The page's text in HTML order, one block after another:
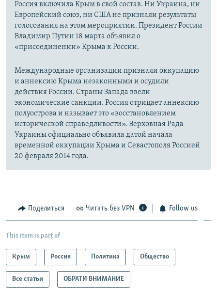
Россия включила Крым в свой состав. Ни Украина, ни
Европейский союз, ни США не признали результаты
голосования на этом мероприятии. Президент России
Владимир Путин 18 марта объявил о
«присоединении» Крыма к России.
Международные организации признали оккупацию
и аннексию Крыма незаконными и осудили
действия России. Страны Запада ввели
экономические санкции. Россия отрицает аннексию
полуострова и называет это «восстановлением
исторической справедливости». Верховная Рада
Украины официально объявила датой начала
временной оккупации Крыма и Севастополя Россией
20 февраля 2014 года.
Поделиться Читать без VPN Follow us
This item is part of
Крым Россия Политика Общество
Все статьи ОБРАТИ ВНИМАНИЕ